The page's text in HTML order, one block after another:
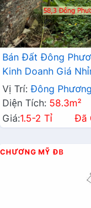
Bán Đất Đông
Kinh Doanh Giá
Vị Trí: Đông
Diện Tích: 58.3m²
Giá:1.5-2 Tỉ Đã
CHƯƠNG MỸ ĐB